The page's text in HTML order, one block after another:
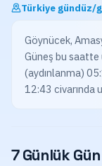
Türkiye gündüz/
Göynücek,
Güneş bu
(aydınlanma)
12:43 civarında
7 Günlük